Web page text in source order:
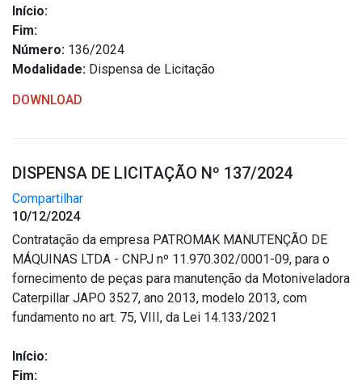
Início:
Fim:
Número: 136/2024
Modalidade: Dispensa de Licitação
DOWNLOAD
DISPENSA DE LICITAÇÃO Nº 137/2024
Compartilhar
10/12/2024
Contratação da empresa PATROMAK MANUTENÇÃO DE
MÁQUINAS LTDA - CNPJ nº 11.970.302/0001-09, para o
fornecimento de peças para manutenção da Motoniveladora
Caterpillar JAPO 3527, ano 2013, modelo 2013, com
fundamento no art. 75, VIII, da Lei 14.133/2021
Início:
Fim: